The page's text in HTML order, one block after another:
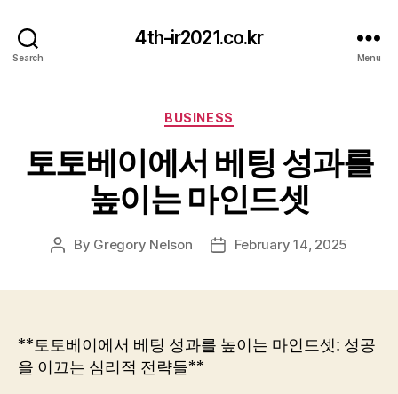
Search
4th-ir2021.co.kr
Menu
Categories
BUSINESS
토토베이에서 베팅 성과를
높이는 마인드셋
Post
By Gregory Nelson
PostFebruary 14, 2025
**토토베이에서 베팅 성과를 높이는 마인드셋: 성공
을 이끄는 심리적 전략들**